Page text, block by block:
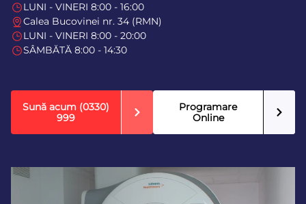
LUNI - VINERI 8:00 - 16:00
Calea Bucovinei nr. 34 (RMN)
LUNI - VINERI 8:00 - 20:00
SÂMBĂTĂ 8:00 - 14:30
Sună acum (0330)
999
Programare
Online